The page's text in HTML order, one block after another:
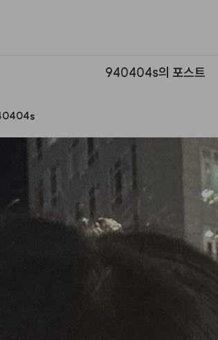
940404s의 포스트